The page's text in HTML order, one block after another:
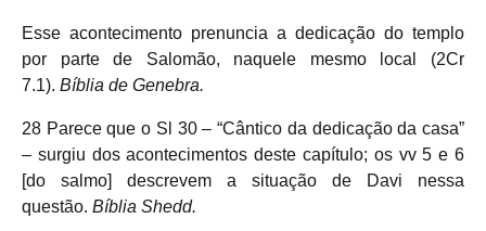
Esse acontecimento prenuncia a dedicação do templo
por parte de Salomão, naquele mesmo local (2Cr
7.1). Bíblia de Genebra.
28 Parece que o Sl 30 – “Cântico da dedicação da casa”
– surgiu dos acontecimentos deste capítulo; os vv 5 e 6
[do salmo] descrevem a situação de Davi nessa
questão. Bíblia Shedd.